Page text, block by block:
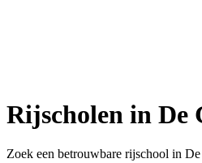
Rijscholen in De
Zoek een betrouwbare rijschool in